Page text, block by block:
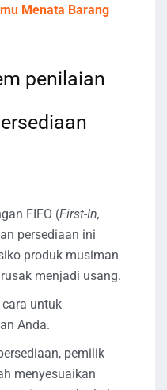
Menata Barang
penilaian
FIFO (First-In,
persediaan ini
produk musiman
menjadi usang.
untuk
Anda.
pemilik
menyesuaikan